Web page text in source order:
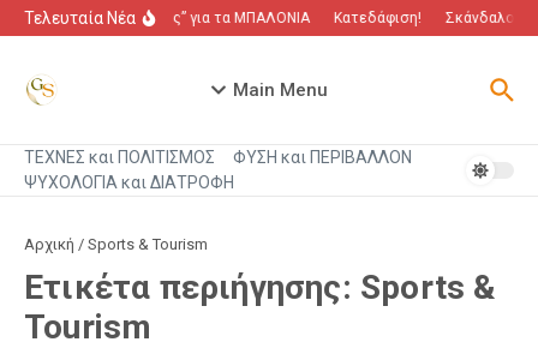
Μετάβαση στο περιεχόμενο
Τελευταία Νέα“Πόλεμος” για τα ΜΠΑΛΟΝΙΑ Κατεδάφιση! Σκάνδαλο
Main Menu
ΤΕΧΝΕΣ και ΠΟΛΙΤΙΣΜΟΣ
ΦΥΣΗ και ΠΕΡΙΒΑΛΛΟΝ
ΨΥΧΟΛΟΓΙΑ και ΔΙΑΤΡΟΦΗ
Αρχική / Sports & Tourism
Ετικέτα περιήγησης: Sports &
Tourism